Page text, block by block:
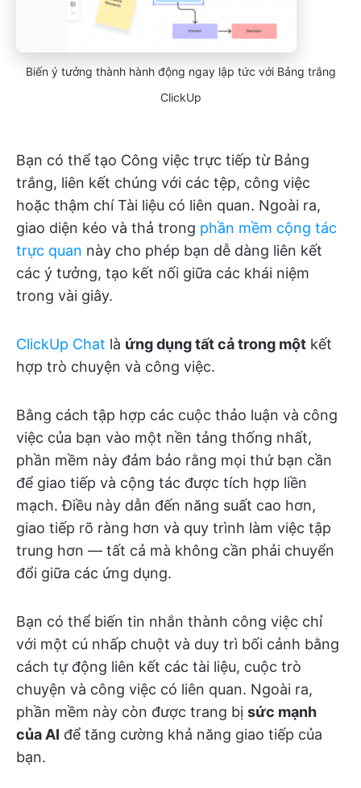
Biến ý tưởng thành hành động ngay lập tức với Bảng trắng
ClickUp
Bạn có thể tạo Công việc trực tiếp từ Bảng
trắng, liên kết chúng với các tệp, công việc
hoặc thậm chí Tài liệu có liên quan. Ngoài ra,
giao diện kéo và thả trong phần mềm cộng tác
trực quan này cho phép bạn dễ dàng liên kết
các ý tưởng, tạo kết nối giữa các khái niệm
trong vài giây.
ClickUp Chat là ứng dụng tất cả trong một kết
hợp trò chuyện và công việc.
Bằng cách tập hợp các cuộc thảo luận và công
việc của bạn vào một nền tảng thống nhất,
phần mềm này đảm bảo rằng mọi thứ bạn cần
để giao tiếp và cộng tác được tích hợp liền
mạch. Điều này dẫn đến năng suất cao hơn,
giao tiếp rõ ràng hơn và quy trình làm việc tập
trung hơn — tất cả mà không cần phải chuyển
đổi giữa các ứng dụng.
Bạn có thể biến tin nhắn thành công việc chỉ
với một cú nhấp chuột và duy trì bối cảnh bằng
cách tự động liên kết các tài liệu, cuộc trò
chuyện và công việc có liên quan. Ngoài ra,
phần mềm này còn được trang bị sức mạnh
của AI để tăng cường khả năng giao tiếp của
bạn.